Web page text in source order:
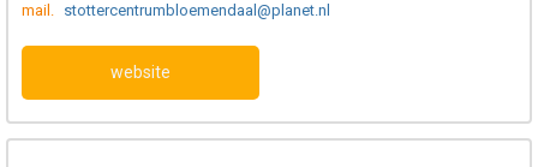
mail. stottercentrumbloemendaal@planet.nl
website